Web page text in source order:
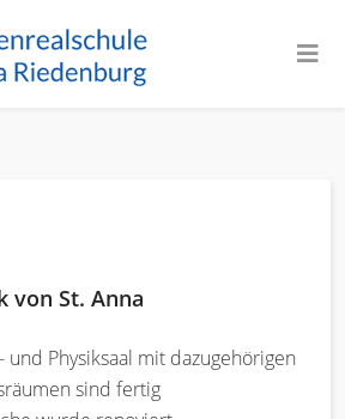
von St. Anna
und Physiksaal mit dazugehörigen
sind fertig